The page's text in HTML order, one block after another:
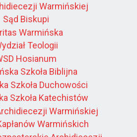
Warmińskiej
Sąd Biskupi
Warmińska
Teologii
Hosianum
Szkoła Biblijna
Szkoła Duchowości
Szkoła Katechistów
Warmińskiej
Warmińskich